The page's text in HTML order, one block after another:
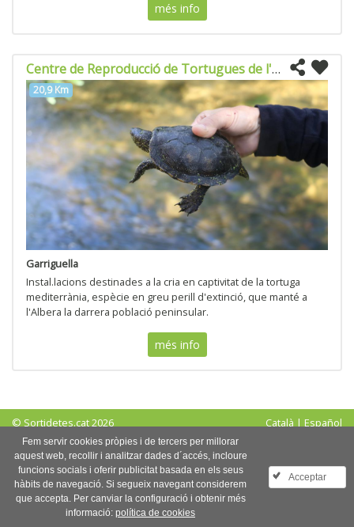
més info
Centre de Reproducció de Tortugues de l'Albera
20,9 Km
Garriguella
Instal.lacions destinades a la cria en captivitat de la tortuga
mediterrània, espècie en greu perill d'extinció, que manté a
l'Albera la darrera població peninsular.
més info
© Sortidetes.cat 2026 Català | Español
Avís legal|Política de privadesa|Política de cookies
Segueix-nos a:
Mapa Login Favorits Contacte
Fem servir cookies pròpies i de tercers per millorar
aquest web, recollir i analitzar dades d´accés, incloure
funcions socials i oferir publicitat basada en els seus
hàbits de navegació. Si segueix navegant considerem
que accepta. Per canviar la configuració i obtenir més
informació: política de cookies
Acceptar